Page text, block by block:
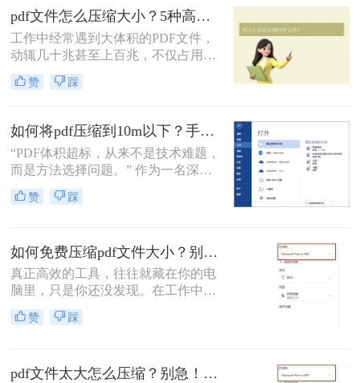
pdf过大上传不了怎么压缩变小呢？本
文将系统介绍五种常用且高效的PDF
压缩方法，并提供详细操作指南，助
您轻松解决文件过大的烦恼。
pdf文件怎么压缩大小？5种高效压缩方法（2026实测指南）
工作中经常遇到大体积的PDF文件，
动辄几十兆甚至上百兆，不仅占用存
储空间，更导致邮件发送失败、网盘
上传缓慢、分享困难……这些"体积
件怎么压缩大小呢？别再忍受大文
件！本文直击痛点，提供可立即执行
的高效压缩方案，助您10分钟内将
PDF文件压缩至原大小的10%-30%，
同时保持清晰度！
赞 踩
如何将pdf压缩到10m以下？手把手教你将任意压缩！
“PDF体积超标，从来不是技术难题，
而是方法选择问题。” 作为一名深耕
办公软件领域多年的测评博主，我深
知一个臃肿的PDF文件如何在关键时
开晦涩的术语，用最实操的方法，帮
你彻底解决这个痛点。
赞 踩
如何免费压缩pdf文件大小？别急！这4个免费压缩方法，职场人必看！
真正高效的工具，往往就藏在你的电
脑里，只是你还没发现。在工作中，
你是否经常遇到这种情况：精心制作
的报告因为PDF文件太大，无法通过
学习资料，转眼就占满了存储空间。
赞 踩
pdf文件太大怎么压缩？别急！这4个亲测有效的方法，让你轻松瘦身!